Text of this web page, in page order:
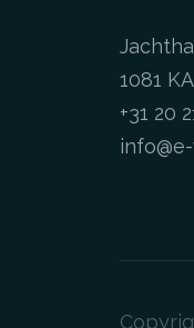
1081
+31 20